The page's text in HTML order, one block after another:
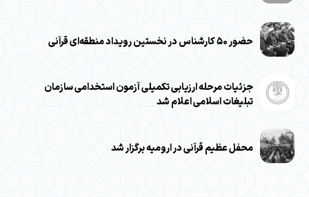
حضور ۵۰ کارشناس در نخستین رویداد منطقه‌ای قرآنی
جزئیات مرحله ارزیابی تکمیلی آزمون استخدامی سازمان
تبلیغات اسلامی اعلام شد
محفل عظیم قرآنی در ارومیه برگزار شد